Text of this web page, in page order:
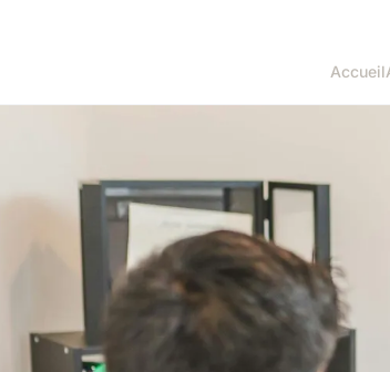
Accueil